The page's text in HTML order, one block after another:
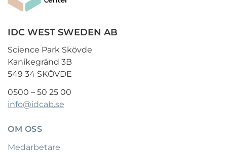
IDC WEST SWEDEN AB
Science Park Skövde
Kanikegränd 3B
549 34 SKÖVDE
0500 – 50 25 00
info@idcab.se
OM OSS
Medarbetare